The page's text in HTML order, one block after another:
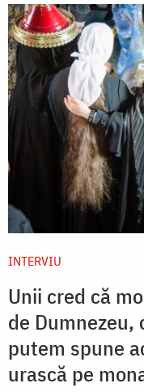
INTERVIU
Unii cred că
de Dumnezeu,
putem spune
urască pe